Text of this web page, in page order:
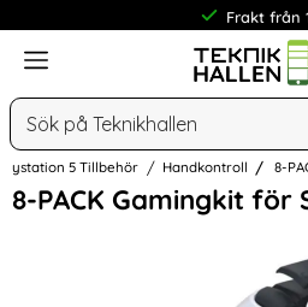
Frakt från
Meny
Sök
5 Tillbehör Handkontroll 8-
8-PACK Gamingkit för
Hoppa